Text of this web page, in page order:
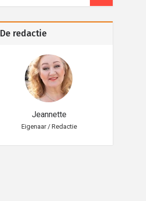
De redactie
Jeannette
Eigenaar / Redactie